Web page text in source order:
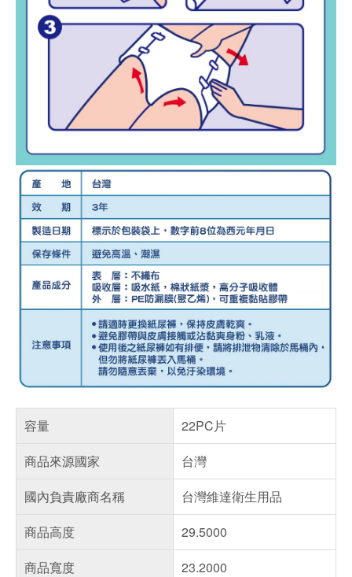
容量
22PC片
商品來源國家
台灣
國內負責廠商名稱
台灣維達衛生用品
商品高度
29.5000
商品寬度
23.2000